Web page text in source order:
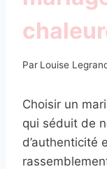
Par Louise
Choisir un
qui séduit de
d’authenticité